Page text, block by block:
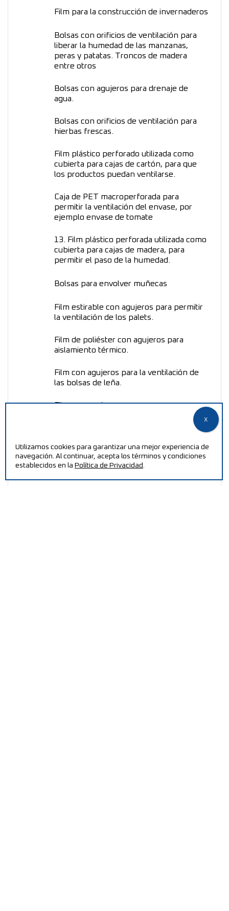
Film para la construcción de invernaderos
Bolsas con orificios de ventilación para
liberar la humedad de las manzanas,
peras y patatas. Troncos de madera
entre otros
Bolsas con agujeros para drenaje de
agua.
Bolsas con orificios de ventilación para
hierbas frescas.
Film plástico perforado utilizada como
cubierta para cajas de cartón, para que
los productos puedan ventilarse.
Caja de PET macroperforada para
permitir la ventilación del envase, por
ejemplo envase de tomate
13. Film plástico perforada utilizada como
cubierta para cajas de madera, para
permitir el paso de la humedad.
Bolsas para envolver muñecas
Film estirable con agujeros para permitir
la ventilación de los palets.
Film de poliéster con agujeros para
aislamiento térmico.
Film con agujeros para la ventilación de
las bolsas de leña.
Film con agujeros para pasar una
tira/cuerda para atar las bolsas de basura
PRODUCTOS RELACIONADOS
Utilizamos cookies para garantizar una mejor experiencia de
navegación. Al continuar, acepta los términos y condiciones
establecidos en la Política de Privacidad.